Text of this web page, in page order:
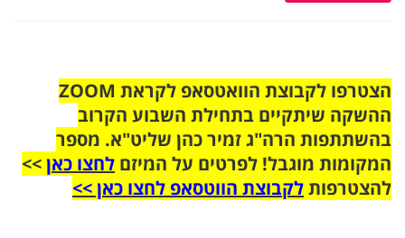
הצטרפו לקבוצת הוואטסאפ לקראת ZOOM
ההשקה שיתקיים בתחילת השבוע הקרוב
בהשתתפות הרה"ג זמיר כהן שליט"א. מספר
המקומות מוגבל! לפרטים על המיזם לחצו כאן>>
להצטרפותלקבוצת הווטסאפ לחצו כאן >>